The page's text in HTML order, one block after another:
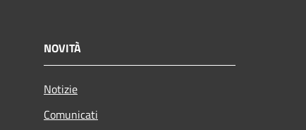
NOVITÀ
Notizie
Comunicati